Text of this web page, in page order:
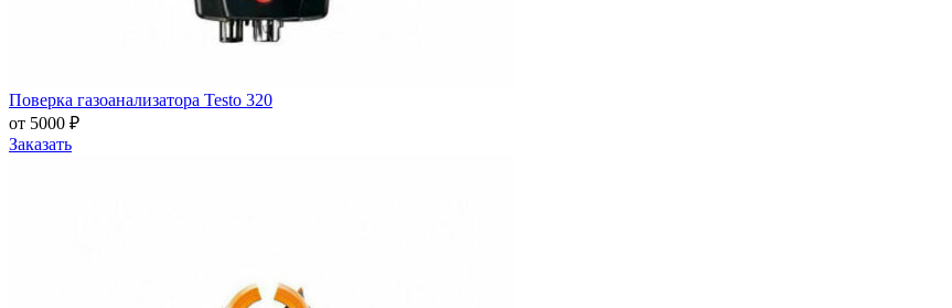
Поверка газоанализатора Testo 320
от 5000 ₽
Заказать